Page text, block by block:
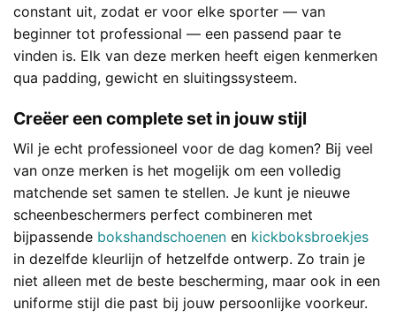
constant uit, zodat er voor elke sporter — van
beginner tot professional — een passend paar te
vinden is. Elk van deze merken heeft eigen kenmerken
qua padding, gewicht en sluitingssysteem.
Creëer een complete set in jouw stijl
Wil je echt professioneel voor de dag komen? Bij veel
van onze merken is het mogelijk om een volledig
matchende set samen te stellen. Je kunt je nieuwe
scheenbeschermers perfect combineren met
bijpassende bokshandschoenen en kickboksbroekjes
in dezelfde kleurlijn of hetzelfde ontwerp. Zo train je
niet alleen met de beste bescherming, maar ook in een
uniforme stijl die past bij jouw persoonlijke voorkeur.